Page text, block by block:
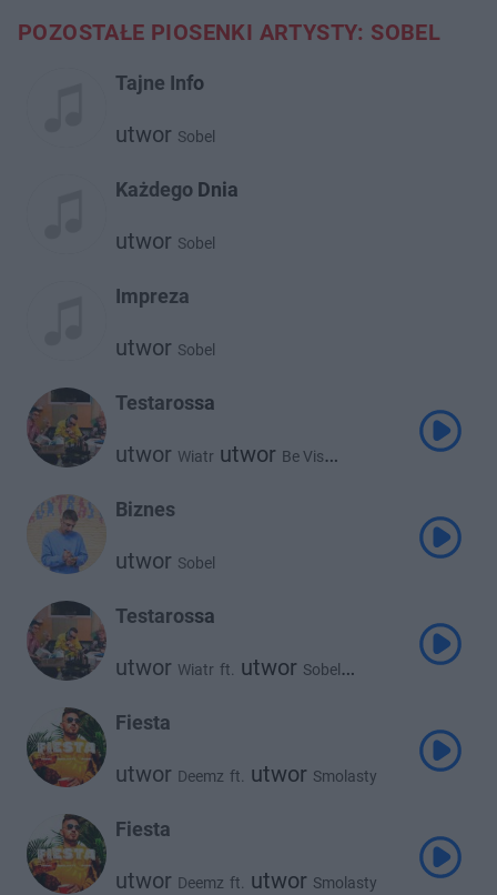
POZOSTAŁE PIOSENKI ARTYSTY: SOBEL
Tajne Info
utwor Sobel
Każdego Dnia
utwor Sobel
Impreza
utwor Sobel
Testarossa
utwor Wiatr utwor Be Vis
Biznes
utwor Sobel
Testarossa
utwor Wiatr ft. utwor Sobel
Fiesta
utwor Deemz ft. utwor Smolasty
Fiesta
utwor Deemz ft. utwor Smolasty